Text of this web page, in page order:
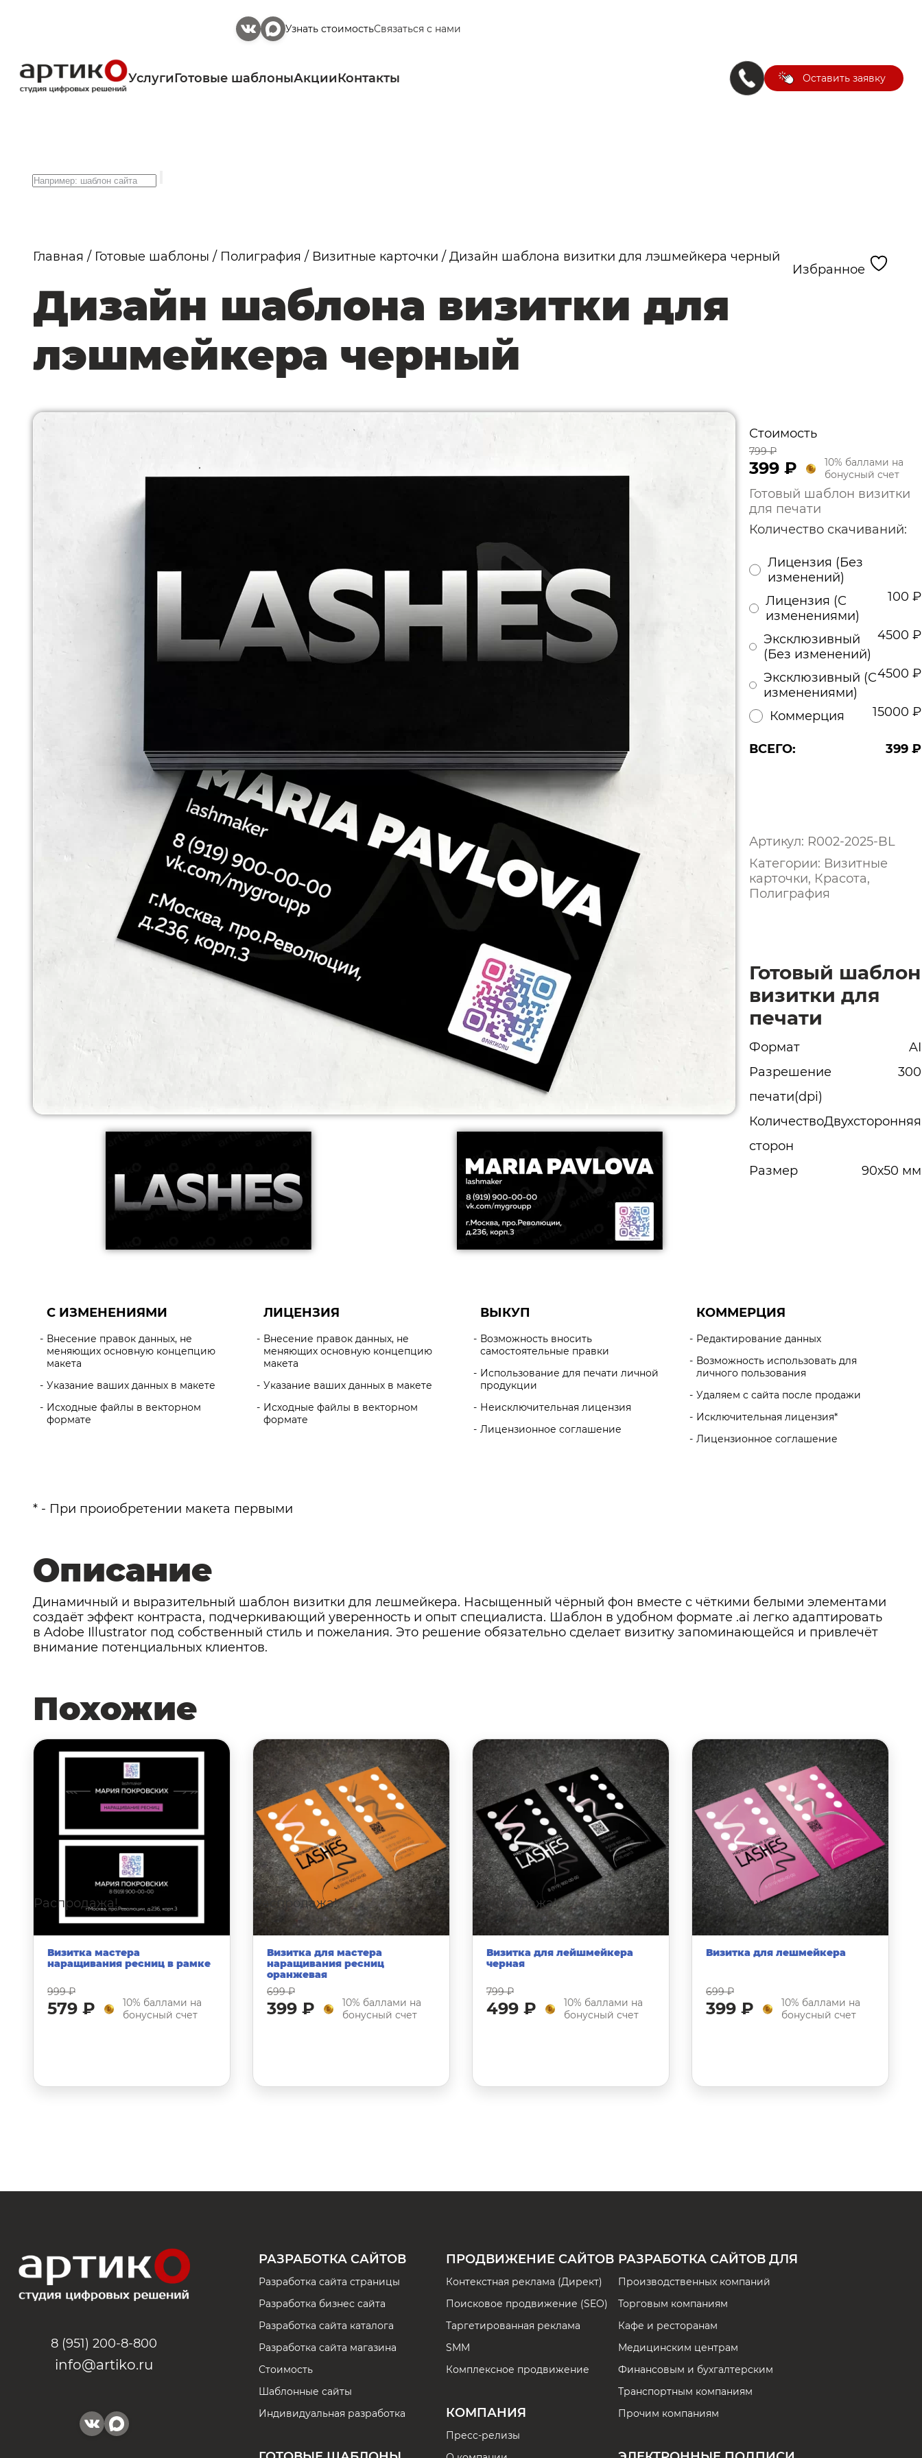
Узнать стоимостьСвязаться с нами
УслугиГотовые шаблоныАкцииКонтакты Оставить заявку
Search
Главная / Готовые шаблоны / Полиграфия / Визитные карточки / Дизайн шаблона визитки для лэшмейкера черный
Избранное
Дизайн шаблона визитки для
лэшмейкера черный
Стоимость
799 ₽
399 ₽
10% баллами на
бонусный счет
Готовый шаблон визитки
для печати
Количество скачиваний:
Лицензия (Без
изменений)
Лицензия (С
изменениями)
100 ₽
Эксклюзивный
(Без изменений)
4500 ₽
Эксклюзивный (С
изменениями)
4500 ₽
Коммерция 15000 ₽
ВСЕГО: 399 ₽
визитки
для
лэшмейкера
черный
Артикул: R002-2025-BL
Категории: Визитные
карточки, Красота,
Полиграфия
Готовый шаблон
визитки для
печати
Формат
AI
Разрешение
печати(dpi)
300
Количество
сторон
Двухсторонняя
Размер 90х50 мм
С ИЗМЕНЕНИЯМИ
Внесение правок данных, не
меняющих основную концепцию
макета
Указание ваших данных в макете
Исходные файлы в векторном
формате
ЛИЦЕНЗИЯ
Внесение правок данных, не
меняющих основную концепцию
макета
Указание ваших данных в макете
Исходные файлы в векторном
формате
ВЫКУП
Возможность вносить
самостоятельные правки
Использование для печати личной
продукции
Неисключительная лицензия
Лицензионное соглашение
КОММЕРЦИЯ
Редактирование данных
Возможность использовать для
личного пользования
Удаляем с сайта после продажи
Исключительная лицензия*
Лицензионное соглашение
* - При проиобретении макета первыми
Описание
Динамичный и выразительный шаблон визитки для лешмейкера. Насыщенный чёрный фон вместе с чёткими белыми элементами
создаёт эффект контраста, подчеркивающий уверенность и опыт специалиста. Шаблон в удобном формате .ai легко адаптировать
в Adobe Illustrator под собственный стиль и пожелания. Это решение обязательно сделает визитку запоминающейся и привлечёт
внимание потенциальных клиентов.
Похожие
Распродажа!
Визитка мастера
наращивания ресниц в рамке
999 ₽
579 ₽
10% баллами на
бонусный счет
Распродажа!
Визитка для мастера
наращивания ресниц
оранжевая
699 ₽
399 ₽
10% баллами на
бонусный счет
Распродажа!
Визитка для лейшмейкера
черная
799 ₽
499 ₽
10% баллами на
бонусный счет
Распродажа!
Визитка для лешмейкера
699 ₽
399 ₽
10% баллами на
бонусный счет
8 (951) 200-8-800
info@artiko.ru
РАЗРАБОТКА САЙТОВ
Разработка сайта страницы
Разработка бизнес сайта
Разработка сайта каталога
Разработка сайта магазина
Стоимость
Шаблонные сайты
Индивидуальная разработка
ПРОДВИЖЕНИЕ САЙТОВ
Контекстная реклама (Директ)
Поисковое продвижение (SEO)
Таргетированная реклама
SMM
Комплексное продвижение
КОМПАНИЯ
Пресс-релизы
РАЗРАБОТКА САЙТОВ ДЛЯ
Производственных компаний
Торговым компаниям
Кафе и ресторанам
Медицинским центрам
Финансовым и бухгалтерским
Транспортным компаниям
Прочим компаниям